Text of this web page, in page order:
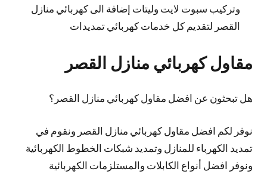
وتركيب سبوت لايت وليتات إضافة الى كهربائي منازل
القصر لتقديم كل خدمات كهربائي تمديدات
مقاول كهربائي منازل القصر
هل تبحثون عن افضل مقاول كهربائي منازل القصر؟
نوفر لكم افضل مقاول كهربائي منازل القصر ونقوم في
تمديد الكهرباء للمنازل وتمديد شبكات الخطوط الكهربائية
ونوفر افضل أنواع الكابلات والمستلزمات الكهربائية